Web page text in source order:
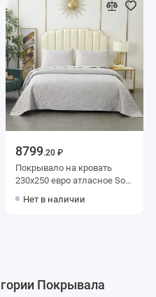
8799.20 ₽
Покрывало на кровать
230х250 евро атласное Sofi
Нет в наличии
Покрывала